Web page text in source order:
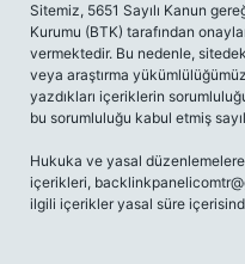
Sitemiz, 5651 Sayılı Kanun
Kurumu (BTK) tarafından
vermektedir. Bu nedenle,
veya araştırma
yazdıkları içeriklerin
bu sorumluluğu kabul etmiş
Hukuka ve yasal
içerikleri,
ilgili içerikler yasal süre